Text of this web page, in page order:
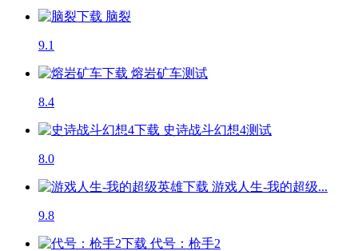
脑裂
9.1
熔岩矿车测试
8.4
史诗战斗幻想4测试
8.0
游戏人生-我的超级...
9.8
代号：枪手2